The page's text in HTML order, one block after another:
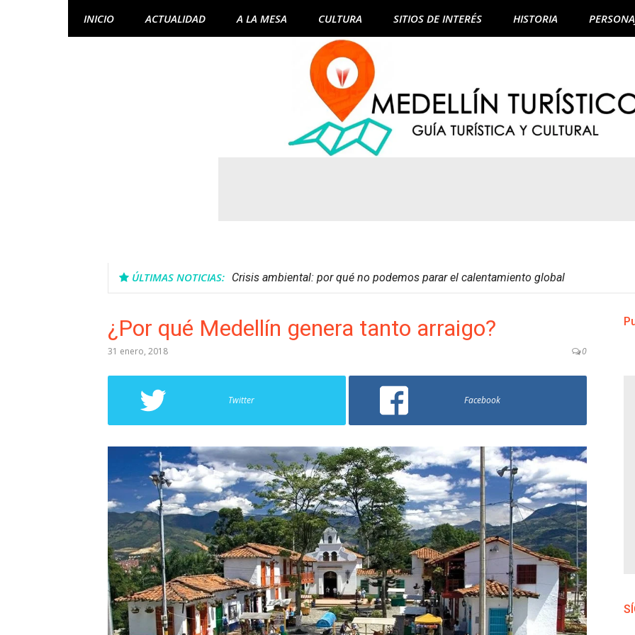
INICIO ACTUALIDAD A LA MESA CULTURA SITIOS DE INTERÉS HISTORIA
ÚLTIMAS NOTICIAS: Crisis ambiental: por qué no podemos parar el calentamiento global
¿Por qué Medellín genera tanto arraigo?
31 enero, 2018 0
Twitter Facebook